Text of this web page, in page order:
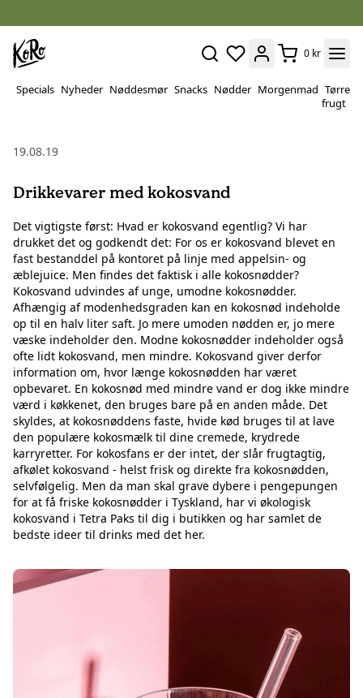
0 kr
Specials Nyheder Nøddesmør Snacks Nødder Morgenmad Tørret
frugt
19.08.19
Drikkevarer med kokosvand
Det vigtigste først: Hvad er kokosvand egentlig? Vi har
drukket det og godkendt det: For os er kokosvand blevet en
fast bestanddel på kontoret på linje med appelsin- og
æblejuice. Men findes det faktisk i alle kokosnødder?
Kokosvand udvindes af unge, umodne kokosnødder.
Afhængig af modenhedsgraden kan en kokosnød indeholde
op til en halv liter saft. Jo mere umoden nødden er, jo mere
væske indeholder den. Modne kokosnødder indeholder også
ofte lidt kokosvand, men mindre. Kokosvand giver derfor
information om, hvor længe kokosnødden har været
opbevaret. En kokosnød med mindre vand er dog ikke mindre
værd i køkkenet, den bruges bare på en anden måde. Det
skyldes, at kokosnøddens faste, hvide kød bruges til at lave
den populære kokosmælk til dine cremede, krydrede
karryretter. For kokosfans er der intet, der slår frugtagtig,
afkølet kokosvand - helst frisk og direkte fra kokosnødden,
selvfølgelig. Men da man skal grave dybere i pengepungen
for at få friske kokosnødder i Tyskland, har vi økologisk
kokosvand i Tetra Paks til dig i butikken og har samlet de
bedste ideer til drinks med det her.